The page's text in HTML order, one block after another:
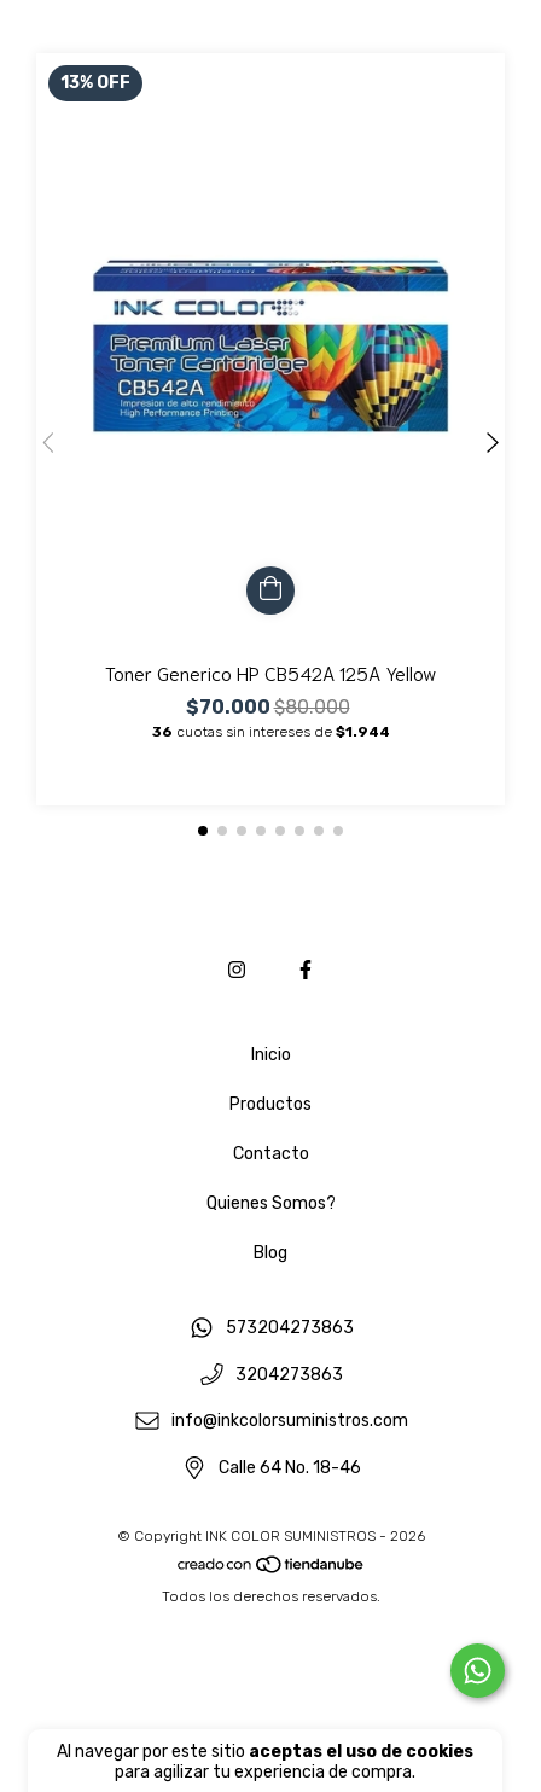
Al navegar por este sitio aceptas el uso de cookies
para agilizar tu experiencia de compra.
13% OFF
Toner Generico HP CB542A 125A Yellow
$70.000$80.000
36 cuotas sin intereses de $1.944
Inicio
Productos
Contacto
Quienes Somos?
Blog
573204273863
3204273863
info@inkcolorsuministros.com
Calle 64 No. 18-46
© Copyright INK COLOR SUMINISTROS - 2026
Todos los derechos reservados.